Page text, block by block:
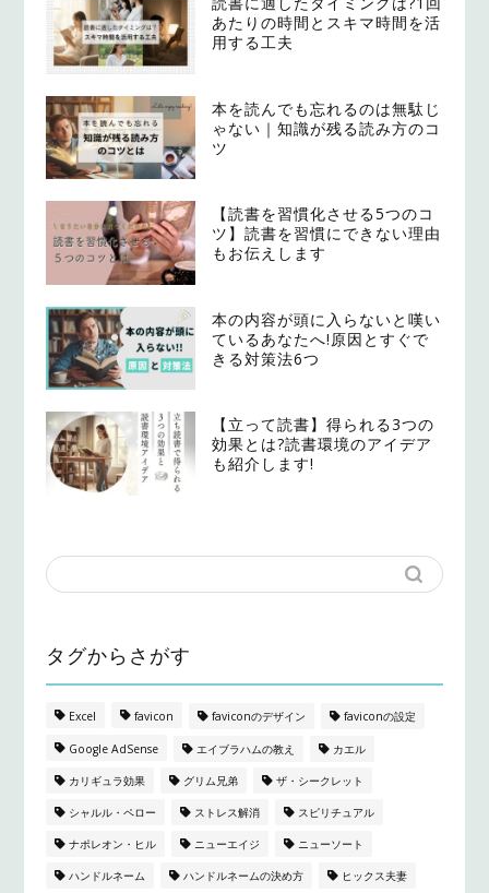
あたりの時間とスキマ時間を活
用する工夫
本を読んでも忘れるのは無駄じ
ゃない｜知識が残る読み方のコ
ツ
【読書を習慣化させる5つのコ
ツ】読書を習慣にできない理由
もお伝えします
本の内容が頭に入らないと嘆い
ているあなたへ!原因とすぐで
きる対策法6つ
【立って読書】得られる3つの
効果とは?読書環境のアイデア
も紹介します!
タグからさがす
Excel favicon faviconのデザイン faviconの設定
Google AdSense エイブラハムの教え カエル
カリギュラ効果 グリム兄弟 ザ・シークレット
シャルル・ペロー ストレス解消 スピリチュアル
ナポレオン・ヒル ニューエイジ ニューソート
ハンドルネーム ハンドルネームの決め方 ヒックス夫妻